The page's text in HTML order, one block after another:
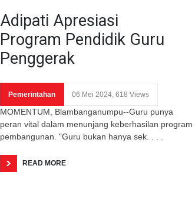
Adipati Apresiasi
Program Pendidik Guru
Penggerak
Pemerintahan 06 Mei 2024, 618 Views
MOMENTUM, Blambanganumpu--Guru punya
peran vital dalam menunjang keberhasilan program
pembangunan. "Guru bukan hanya sek. . . .
READ MORE